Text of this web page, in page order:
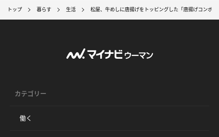
トップ 暮らす 生活 松屋、牛めしに唐揚げをトッピングした「唐揚げコンボ
カテゴリー
働く